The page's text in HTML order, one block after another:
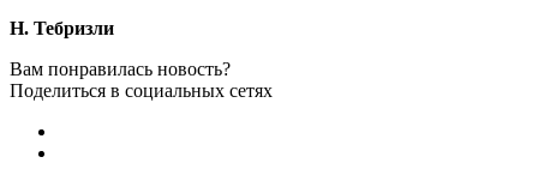
H. Тебризли
Вам понравилась новость?
Поделиться в социальных сетях